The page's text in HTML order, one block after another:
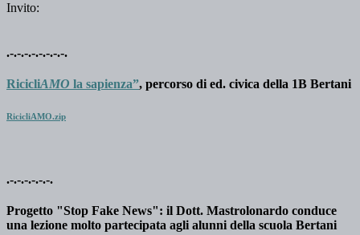
Invito:
.-.-.-.-.-.-.-.-.
RicicliAMO la sapienza”, percorso di ed. civica della 1B Bertani
RicicliAMO.zip
.-.-.-.-.-.-.
Progetto "Stop Fake News": il Dott. Mastrolonardo conduce
una lezione molto partecipata agli alunni della scuola Bertani